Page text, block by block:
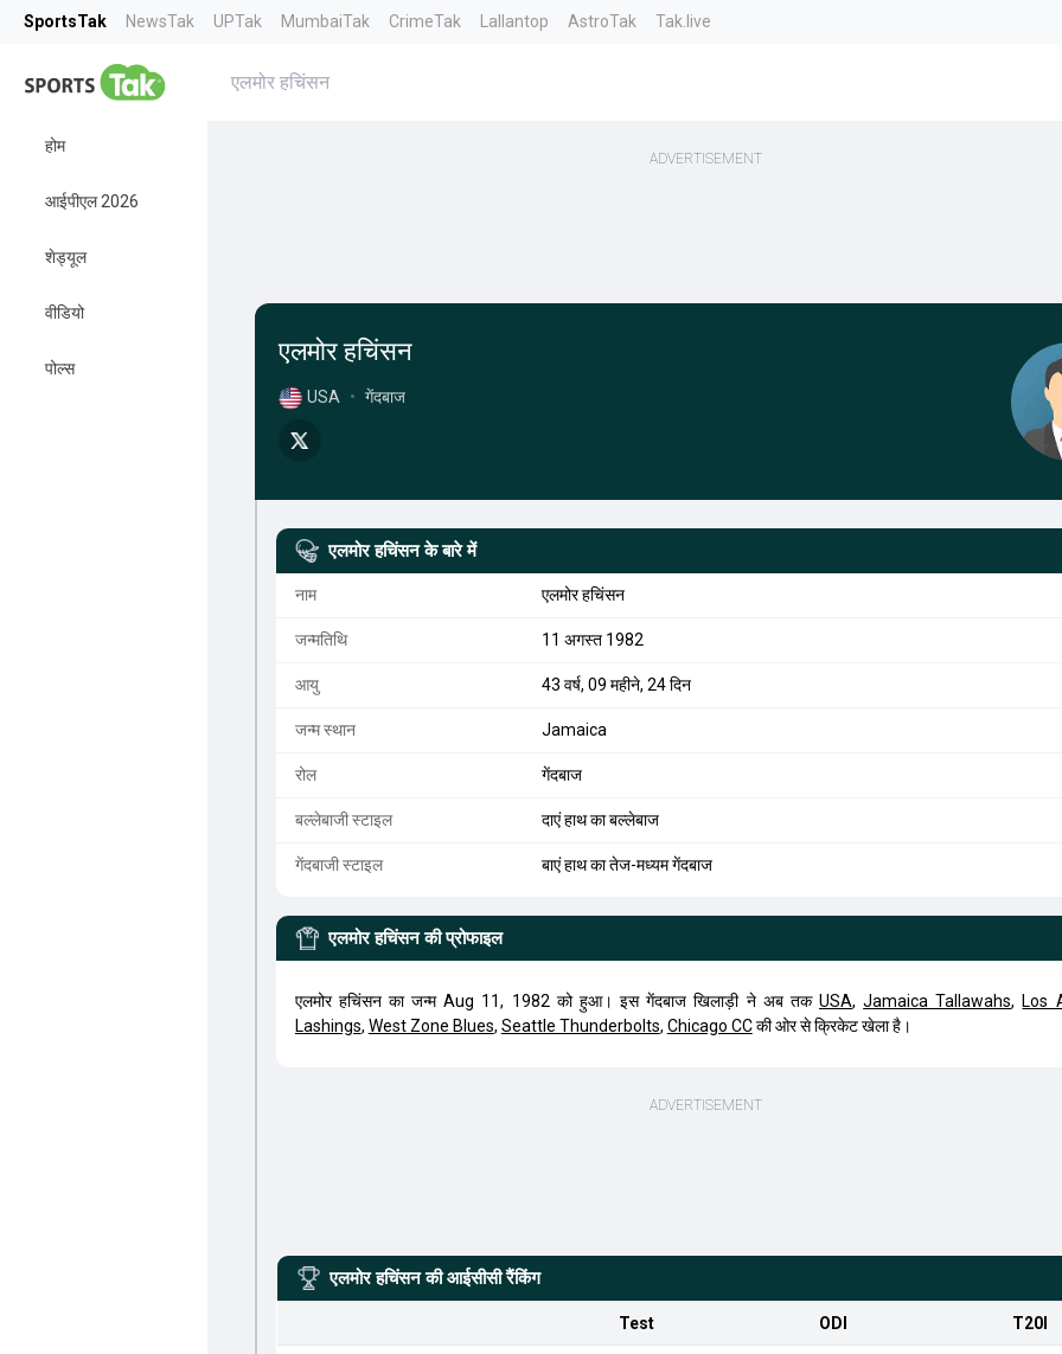
SportsTak NewsTak UPTak MumbaiTak CrimeTak Lallantop AstroTak Tak.live
होम
आईपीएल 2026
शेड्यूल
वीडियो
पोल्स
एलमोर हचिंसन
एलमोर हचिंसन
USA • गेंदबाज
एलमोर हचिंसन के बारे में
नाम एलमोर हचिंसन
जन्मतिथि 11 अगस्त 1982
आयु 43 वर्ष, 09 महीने, 24 दिन
जन्म स्थान Jamaica
रोल गेंदबाज
बल्लेबाजी स्टाइल दाएं हाथ का बल्लेबाज
गेंदबाजी स्टाइल बाएं हाथ का तेज-मध्यम गेंदबाज
एलमोर हचिंसन की प्रोफाइल
एलमोर हचिंसन का जन्म Aug 11, 1982 को हुआ। इस गेंदबाज खिलाड़ी ने अब तक USA,Jamaica Tallawahs, Los
Lashings, West Zone Blues, Seattle Thunderbolts, Chicago CCकी ओर से क्रिकेट खेला है।
एलमोर हचिंसन की आईसीसी रैंकिंग
Test ODI T20I